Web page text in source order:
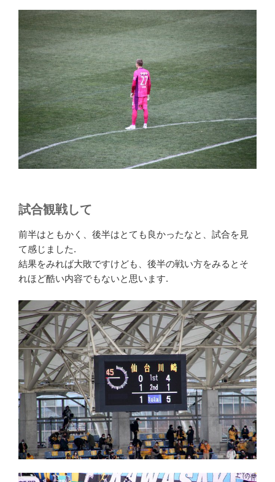
試合観戦して
前半はともかく、後半はとても良かったなと、試合を見
て感じました.
結果をみれば大敗ですけども、後半の戦い方をみるとそ
れほど酷い内容でもないと思います.